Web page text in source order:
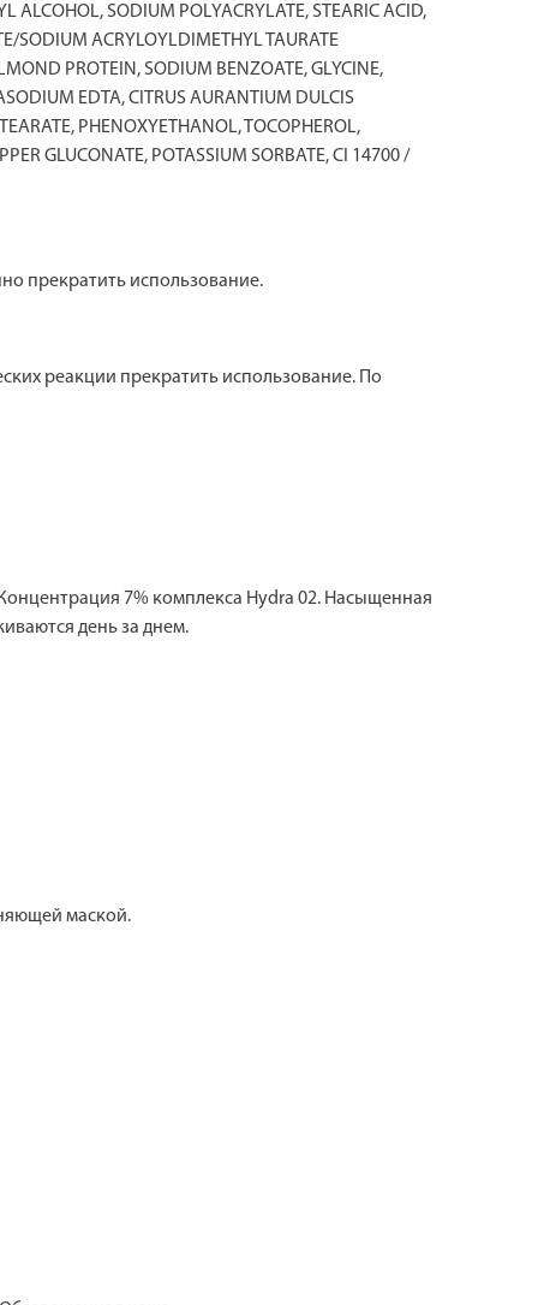
ALCOHOL, SODIUM POLYACRYLATE, STEARIC ACID,
SODIUM ACRYLOYLDIMETHYL TAURATE
PROTEIN, SODIUM BENZOATE, GLYCINE,
EDTA, CITRUS AURANTIUM DULCIS
PHENOXYETHANOL, TOCOPHEROL,
GLUCONATE, POTASSIUM SORBATE, CI 14700 /
прекратить использование.
реакции прекратить использование. По
7% комплекса Hydra 02. Насыщенная
день за днем.
маской.